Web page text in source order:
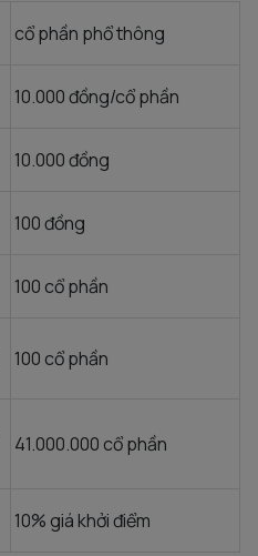
cổ phần phổ thông
10.000 đồng/cổ phần
10.000 đồng
100 đồng
100 cổ phần
100 cổ phần
41.000.000 cổ phần
10% giá khởi điểm